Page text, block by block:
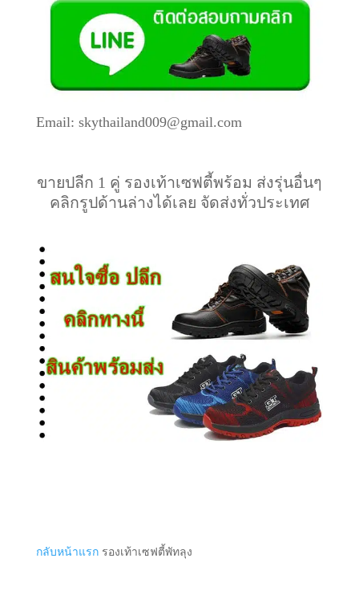
Email: skythailand009@gmail.com
ขายปลีก 1 คู่ รองเท้าเซฟตี้พร้อม ส่งรุ่นอื่นๆ
คลิกรูปด้านล่างได้เลย จัดส่งทั่วประเทศ
กลับหน้าแรกรองเท้าเซฟตี้พัทลุง